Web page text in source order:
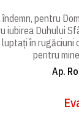
îndemn, pentru
iubirea Duhului
luptați în rugăciuni
pentru
Ap.